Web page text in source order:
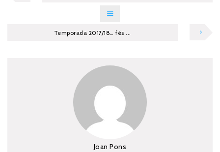
Temporada 2017/18… fés ...
Joan Pons